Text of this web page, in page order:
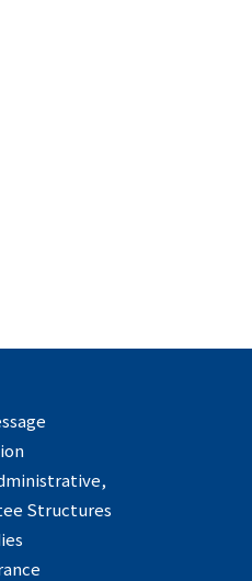
Structures